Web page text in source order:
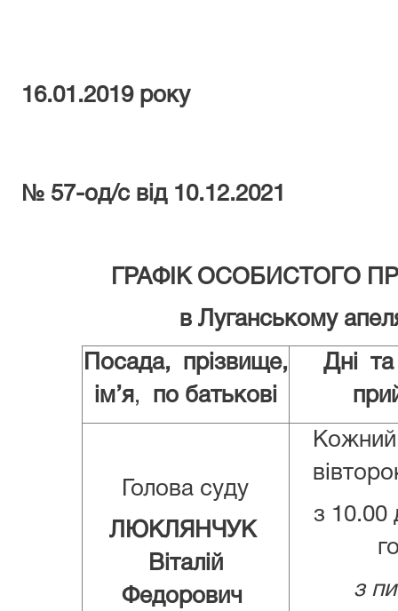
1 6.01 .201 9року
№ 57-од/с від 10.12.2021
ГРАФІК ОСОБИСТОГО
в Луганському
Посада,
прізвище,
ім’я, по батькові
Дні та
Голова суду
ЛЮКЛЯНЧУК
Віталій
Федорович
з 10.00
з